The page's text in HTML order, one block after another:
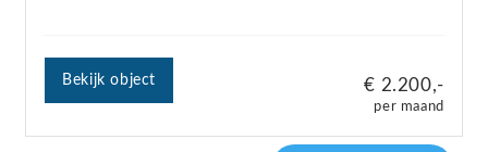
€ 2.200,-
per maand
Bekijk object